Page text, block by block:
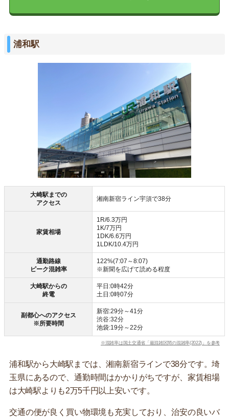
浦和駅
大崎駅までの
アクセス
湘南新宿ライン宇須で38分
家賃相場
1R/6.3万円
1K/7万円
1DK/6.6万円
1LDK/10.4万円
通勤路線
ピーク混雑率
122%(7:07～8:07)
※新聞を広げて読める程度
大崎駅からの
終電
平日:0時42分
土日:0時07分
副都心へのアクセス
※所要時間
新宿:29分～41分
渋谷:32分
池袋:19分～22分
※混雑率は国土交通省「最混雑区間の混雑率(2022)」を参考
浦和駅から大崎駅までは、湘南新宿ラインで38分です。埼
玉県にあるので、通勤時間はかかりがちですが、家賃相場
は大崎駅よりも2万5千円以上安いです。
交通の便が良く買い物環境も充実しており、治安の良いバ